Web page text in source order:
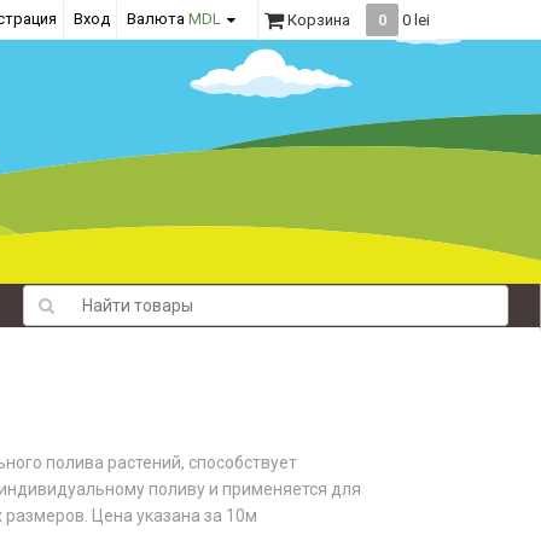
Вход Валюта MDL Корзина 0 0 lei
полива растений, способствует
поливу и применяется для
Цена указана за 10м